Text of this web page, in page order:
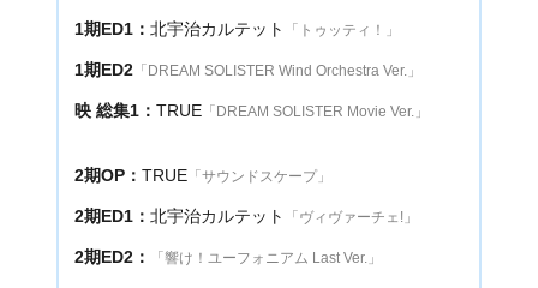
1期ED1：北宇治カルテット 「トゥッティ！」
1期ED2 「DREAM SOLISTER Wind Orchestra Ver.」
映 総集1：TRUE 「DREAM SOLISTER Movie Ver.」
2期OP：TRUE 「サウンドスケープ」
2期ED1：北宇治カルテット 「ヴィヴァーチェ!」
2期ED2： 「響け！ユーフォニアム Last Ver.」